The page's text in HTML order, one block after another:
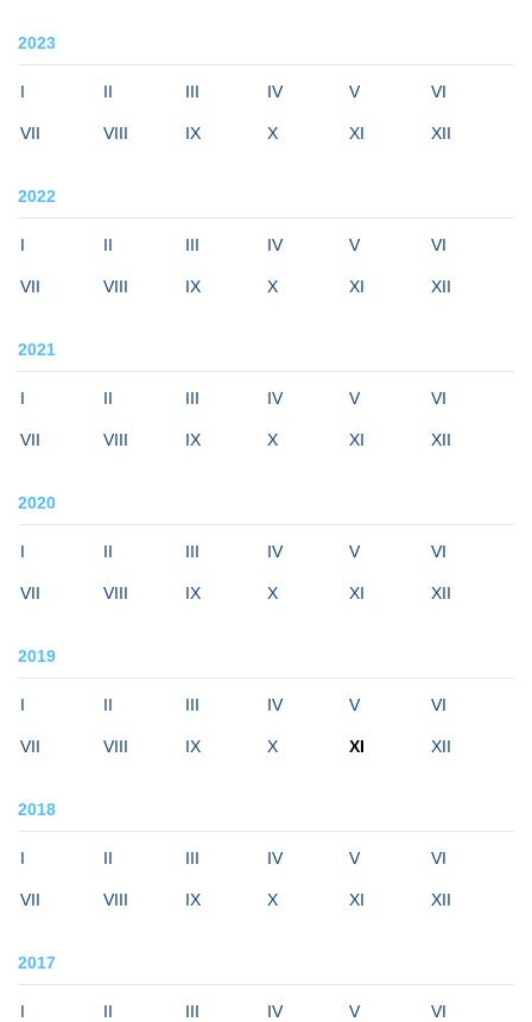
2023
I II III IV V VI
VII VIII IX X XI XII
2022
I II III IV V VI
VII VIII IX X XI XII
2021
I II III IV V VI
VII VIII IX X XI XII
2020
I II III IV V VI
VII VIII IX X XI XII
2019
I II III IV V VI
VII VIII IX X XI XII
2018
I II III IV V VI
VII VIII IX X XI XII
2017
I II III IV V VI